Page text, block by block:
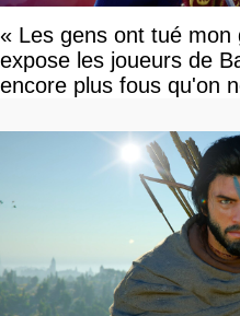
« Les gens ont tué mon
expose les joueurs de
encore plus fous qu'on